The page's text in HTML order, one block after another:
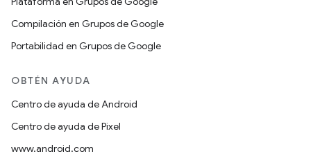
Compilación en Grupos de Google
Portabilidad en Grupos de Google
OBTÉN AYUDA
Centro de ayuda de Android
Centro de ayuda de Pixel
www.android.com